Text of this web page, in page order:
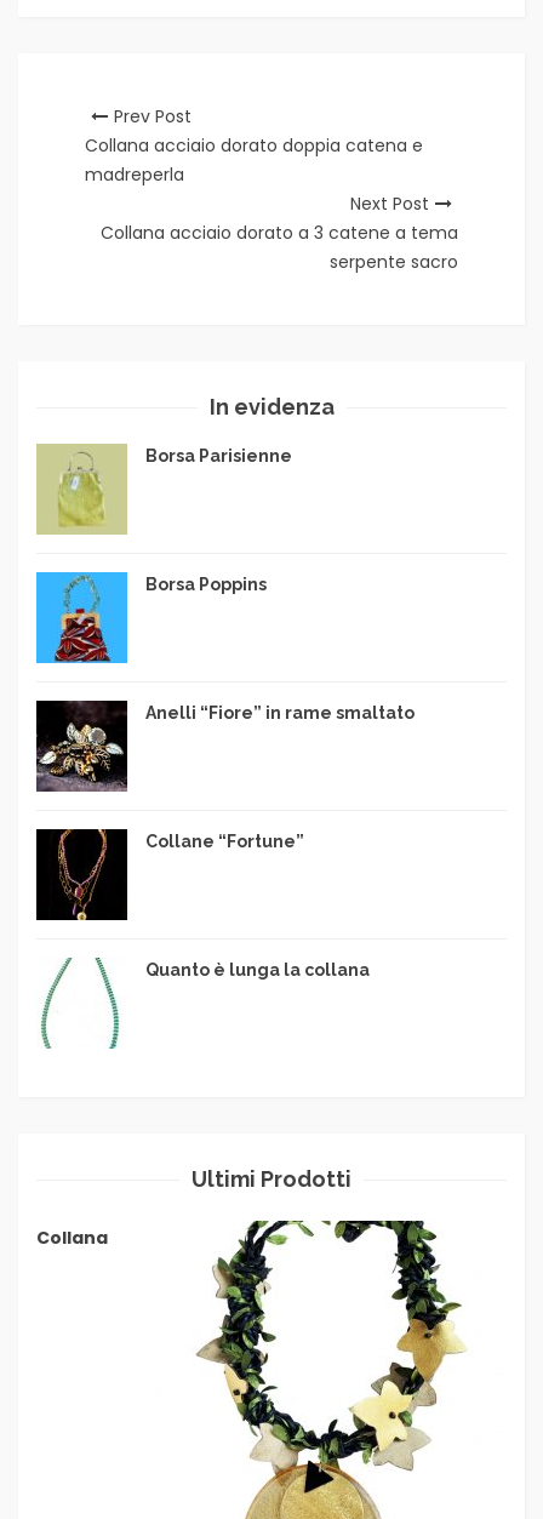
Prev Post
Collana acciaio dorato doppia catena e
madreperla
Next Post
Collana acciaio dorato a 3 catene a tema
serpente sacro
In evidenza
Borsa Parisienne
Borsa Poppins
Anelli “Fiore” in rame smaltato
Collane “Fortune”
Quanto è lunga la collana
Ultimi Prodotti
Collana